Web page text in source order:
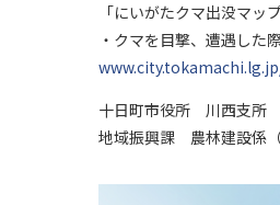
「にいがたクマ出没マ
・クマを目撃、遭遇した
十日町市役所 川西支所
地域振興課 農林建設係